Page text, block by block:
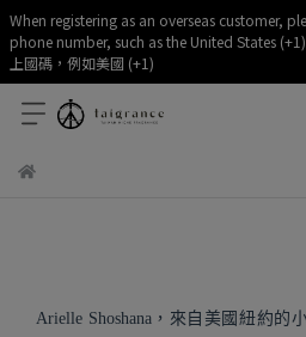
When registering as an overseas customer,
phone number, such as the United States
上國碼，例如美國 (+1)
Arielle Shoshana，來自美國紐約的